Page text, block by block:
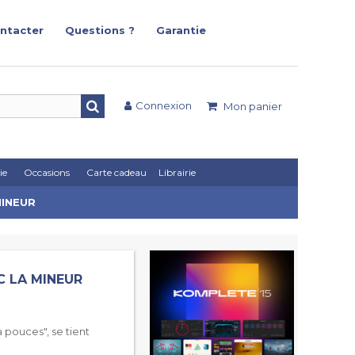
Questions ? Garantie
Mon panier
Connexion
Occasions Carte cadeau Librairie
LA MINEUR
pouces", se tient